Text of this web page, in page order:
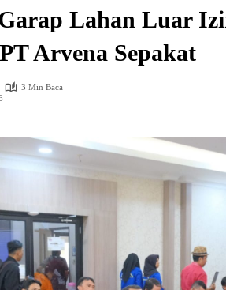
Lahan Luar
Arvena Sepakat
3 Min Baca